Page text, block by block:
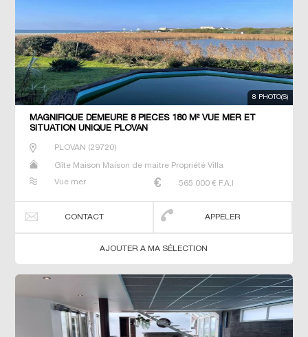
8 PHOTO(S)
MAGNIFIQUE DEMEURE 8 PIECES 180 M² VUE MER ET
SITUATION UNIQUE PLOVAN
PLOVAN (29720)
Gîte Maison Maison de maitre Propriété Villa
Vue mer 565 000 € F.A.I
CONTACT APPELER
AJOUTER A MA SÉLECTION